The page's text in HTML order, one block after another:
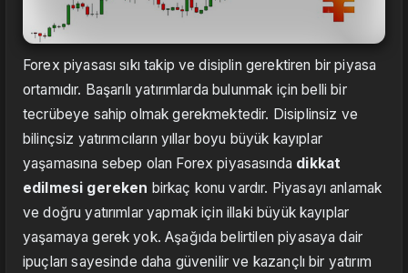
Forex piyasası sıkı takip ve disiplin gerektiren bir piyasa
ortamıdır. Başarılı yatırımlarda bulunmak için belli bir
tecrübeye sahip olmak gerekmektedir. Disiplinsiz ve
bilinçsiz yatırımcıların yıllar boyu büyük kayıplar
yaşamasına sebep olan Forex piyasasında dikkat
edilmesi gereken birkaç konu vardır. Piyasayı anlamak
ve doğru yatırımlar yapmak için illaki büyük kayıplar
yaşamaya gerek yok. Aşağıda belirtilen piyasaya dair
ipuçları sayesinde daha güvenilir ve kazançlı bir yatırım